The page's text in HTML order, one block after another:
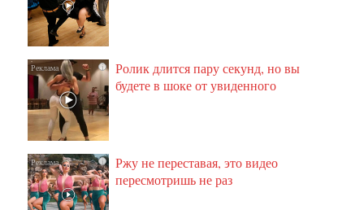
i
Ролик длится пару секунд, но вы
будете в шоке от увиденного
i
Ржу не переставая, это видео
пересмотришь не раз